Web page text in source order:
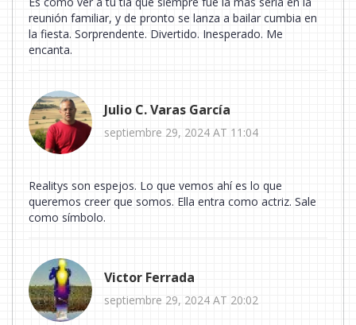
reunión familiar, y de pronto se lanza a bailar cumbia en
la fiesta. Sorprendente. Divertido. Inesperado. Me
encanta.
Julio C. Varas García
septiembre 29, 2024 AT 11:04
Realitys son espejos. Lo que vemos ahí es lo que
queremos creer que somos. Ella entra como actriz. Sale
como símbolo.
Victor Ferrada
septiembre 29, 2024 AT 20:02